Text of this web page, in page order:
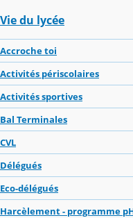
Vie du lycée
Accroche toi
Activités périscolaires
Activités sportives
Bal Terminales
CVL
Délégués
Eco-délégués
Harcèlement - programme